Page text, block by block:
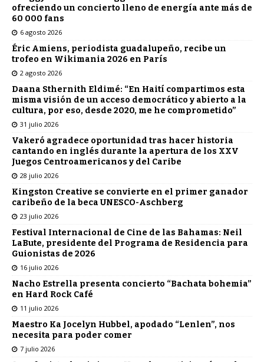
ofreciendo un concierto lleno de energía ante más de
60 000 fans
6 agosto 2026
Éric Amiens, periodista guadalupeño, recibe un
trofeo en Wikimania 2026 en París
2 agosto 2026
Daana Sthernith Eldimé: “En Haití compartimos esta
misma visión de un acceso democrático y abierto a la
cultura, por eso, desde 2020, me he comprometido”
31 julio 2026
Vakeró agradece oportunidad tras hacer historia
cantando en inglés durante la apertura de los XXV
Juegos Centroamericanos y del Caribe
28 julio 2026
Kingston Creative se convierte en el primer ganador
caribeño de la beca UNESCO-Aschberg
23 julio 2026
Festival Internacional de Cine de las Bahamas: Neil
LaBute, presidente del Programa de Residencia para
Guionistas de 2026
16 julio 2026
Nacho Estrella presenta concierto “Bachata bohemia”
en Hard Rock Café
11 julio 2026
Maestro Ka Jocelyn Hubbel, apodado “Lenlen”, nos
necesita para poder comer
7 julio 2026